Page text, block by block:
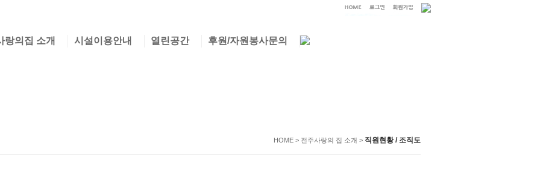
랑의집 소개 시설이용안내 열린공간 후원/자원봉사문의
HOME > 전주사랑의 집 소개 > 직원현황 / 조직도